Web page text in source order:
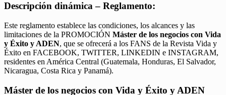
Descripción dinámica – Reglamento:
Este reglamento establece las condiciones, los alcances y las
limitaciones de la PROMOCIÓN Máster de los negocios con Vida
y Éxito y ADEN, que se ofrecerá a los FANS de la Revista Vida y
Éxito en FACEBOOK, TWITTER, LINKEDIN e INSTAGRAM,
residentes en América Central (Guatemala, Honduras, El Salvador,
Nicaragua, Costa Rica y Panamá).
Máster de los negocios con Vida y Éxito y ADEN